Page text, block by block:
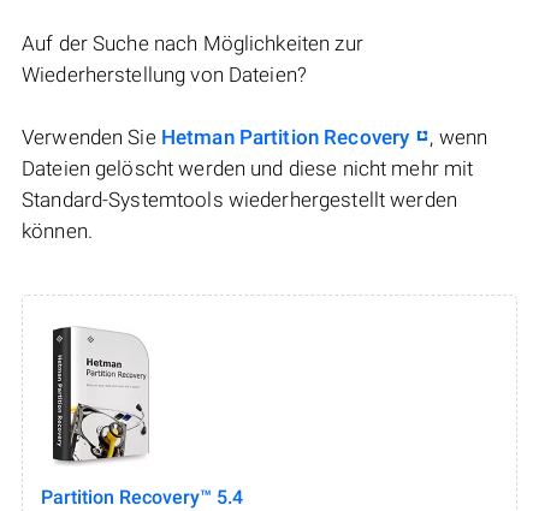
Auf der Suche nach Möglichkeiten zur
Wiederherstellung von Dateien?
Verwenden Sie Hetman Partition Recovery
, wenn
Dateien gelöscht werden und diese nicht mehr mit
Standard-Systemtools wiederhergestellt werden
können.
Partition Recovery™ 5.4